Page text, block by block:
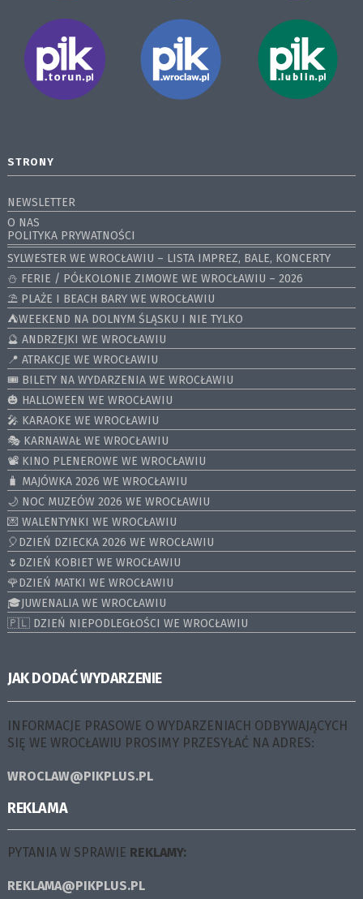
STRONY
NEWSLETTER
O NAS
POLITYKA PRYWATNOŚCI
SYLWESTER WE WROCŁAWIU – LISTA IMPREZ, BALE, KONCERTY
⛄️ FERIE / PÓŁKOLONIE ZIMOWE WE WROCŁAWIU – 2026
⛱️ PLAŻE I BEACH BARY WE WROCŁAWIU
⛺️WEEKEND NA DOLNYM ŚLĄSKU I NIE TYLKO
🔮 ANDRZEJKI WE WROCŁAWIU
📍 ATRAKCJE WE WROCŁAWIU
🎟️ BILETY NA WYDARZENIA WE WROCŁAWIU
🎃 HALLOWEEN WE WROCŁAWIU
🎤 KARAOKE WE WROCŁAWIU
🎭 KARNAWAŁ WE WROCŁAWIU
📽️ KINO PLENEROWE WE WROCŁAWIU
🧳 MAJÓWKA 2026 WE WROCŁAWIU
🌙 NOC MUZEÓW 2026 WE WROCŁAWIU
💌 WALENTYNKI WE WROCŁAWIU
🎈DZIEŃ DZIECKA 2026 WE WROCŁAWIU
🌷DZIEŃ KOBIET WE WROCŁAWIU
🌹DZIEŃ MATKI WE WROCŁAWIU
🎓JUWENALIA WE WROCŁAWIU
🇵🇱 DZIEŃ NIEPODLEGŁOŚCI WE WROCŁAWIU
JAK DODAĆ WYDARZENIE
INFORMACJE PRASOWE O WYDARZENIACH ODBYWAJĄCYCH
SIĘ WE WROCŁAWIU PROSIMY PRZESYŁAĆ NA ADRES:
WROCLAW@PIKPLUS.PL
REKLAMA
PYTANIA W SPRAWIE REKLAMY:
REKLAMA@PIKPLUS.PL